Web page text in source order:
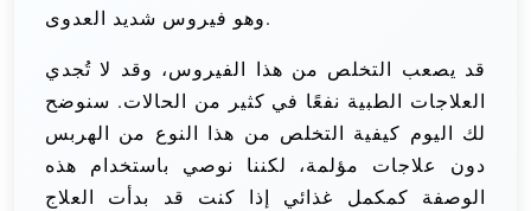
وهو فيروس شديد العدوى.
قد يصعب التخلص من هذا الفيروس، وقد لا تُجدي
العلاجات الطبية نفعًا في كثير من الحالات. سنوضح
لك اليوم كيفية التخلص من هذا النوع من الهربس
دون علاجات مؤلمة، لكننا نوصي باستخدام هذه
الوصفة كمكمل غذائي إذا كنت قد بدأت العلاج